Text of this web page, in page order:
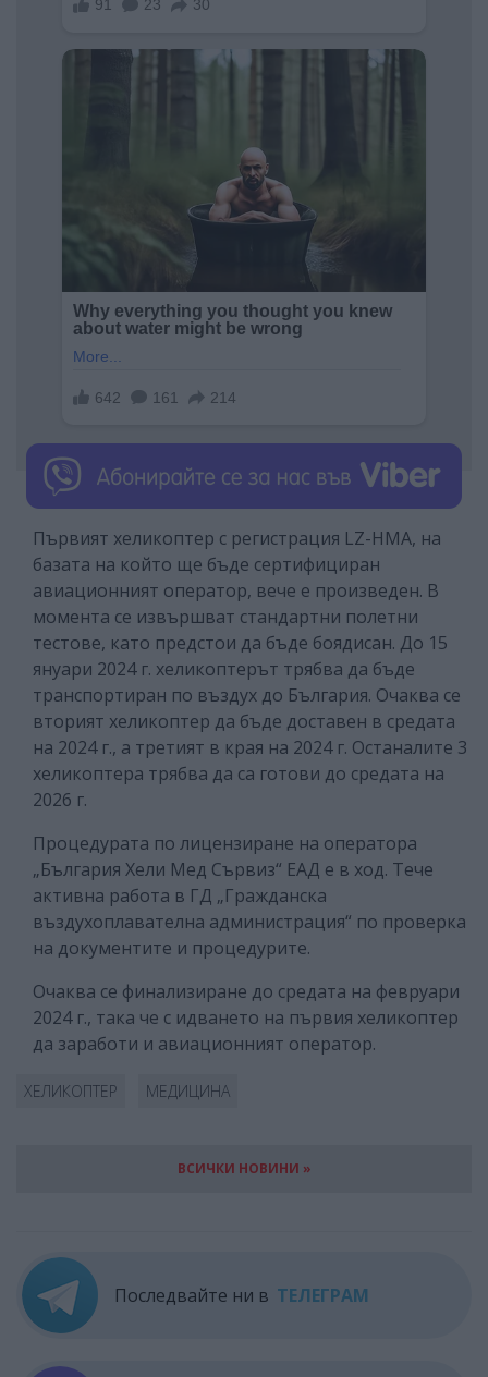
Първият хеликоптер с регистрация LZ-HMA, на
базата на който ще бъде сертифициран
авиационният оператор, вече е произведен. В
момента се извършват стандартни полетни
тестове, като предстои да бъде боядисан. До 15
януари 2024 г. хеликоптерът трябва да бъде
транспортиран по въздух до България. Очаква се
вторият хеликоптер да бъде доставен в средата
на 2024 г., а третият в края на 2024 г. Останалите 3
хеликоптера трябва да са готови до средата на
2026 г.
Процедурата по лицензиране на оператора
„България Хели Мед Сървиз“ ЕАД е в ход. Тече
активна работа в ГД „Гражданска
въздухоплавателна администрация“ по проверка
на документите и процедурите.
Очаква се финализиране до средата на февруари
2024 г., така че с идването на първия хеликоптер
да заработи и авиационният оператор.
ХЕЛИКОПТЕР МЕДИЦИНА
ВСИЧКИ НОВИНИ »
Последвайте ни в ТЕЛЕГРАМ